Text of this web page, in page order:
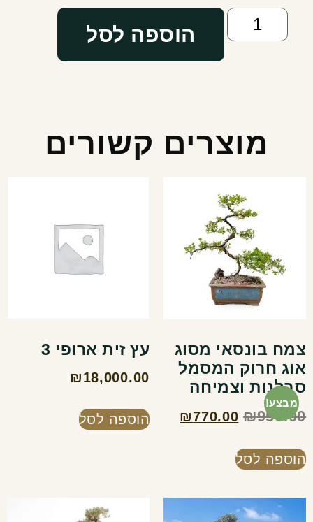
הוספה לסל
מוצרים קשורים
מבצע!
צמח בונסאי מסוג
אוג חרוק המסמל
סבלנות וצמיחה
₪950.00
₪770.00
הוספה לסל
עץ זית ארופי 3
₪18,000.00
הוספה לסל